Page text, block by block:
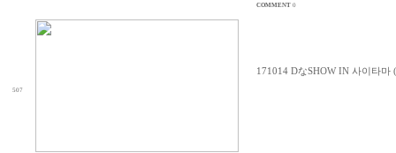
COMMENT 0
507
171014 DなSHOW IN 사이타마